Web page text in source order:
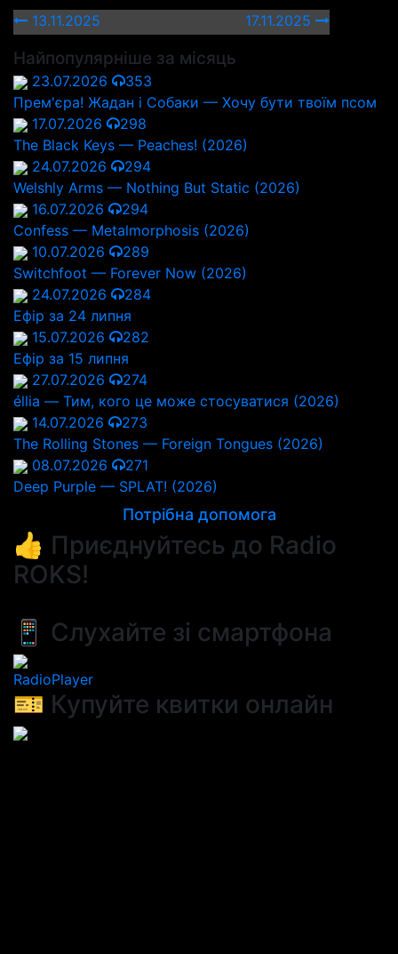
13.11.2025
17.11.2025
Найпопулярніше за місяць
23.07.2026
353
Прем'єра! Жадан і Собаки — Хочу бути твоїм псом
17.07.2026
298
The Black Keys — Peaches! (2026)
24.07.2026
294
Welshly Arms — Nothing But Static (2026)
16.07.2026
294
Confess — Metalmorphosis (2026)
10.07.2026
289
Switchfoot — Forever Now (2026)
24.07.2026
284
Ефір за 24 липня
15.07.2026
282
Ефір за 15 липня
27.07.2026
274
éllia — Тим, кого це може стосуватися (2026)
14.07.2026
273
The Rolling Stones — Foreign Tongues (2026)
08.07.2026
271
Deep Purple — SPLAT! (2026)
Потрібна допомога
👍 Приєднуйтесь до Radio
ROKS!
📱 Слухайте зі смартфона
RadioPlayer
🎫 Купуйте квитки онлайн